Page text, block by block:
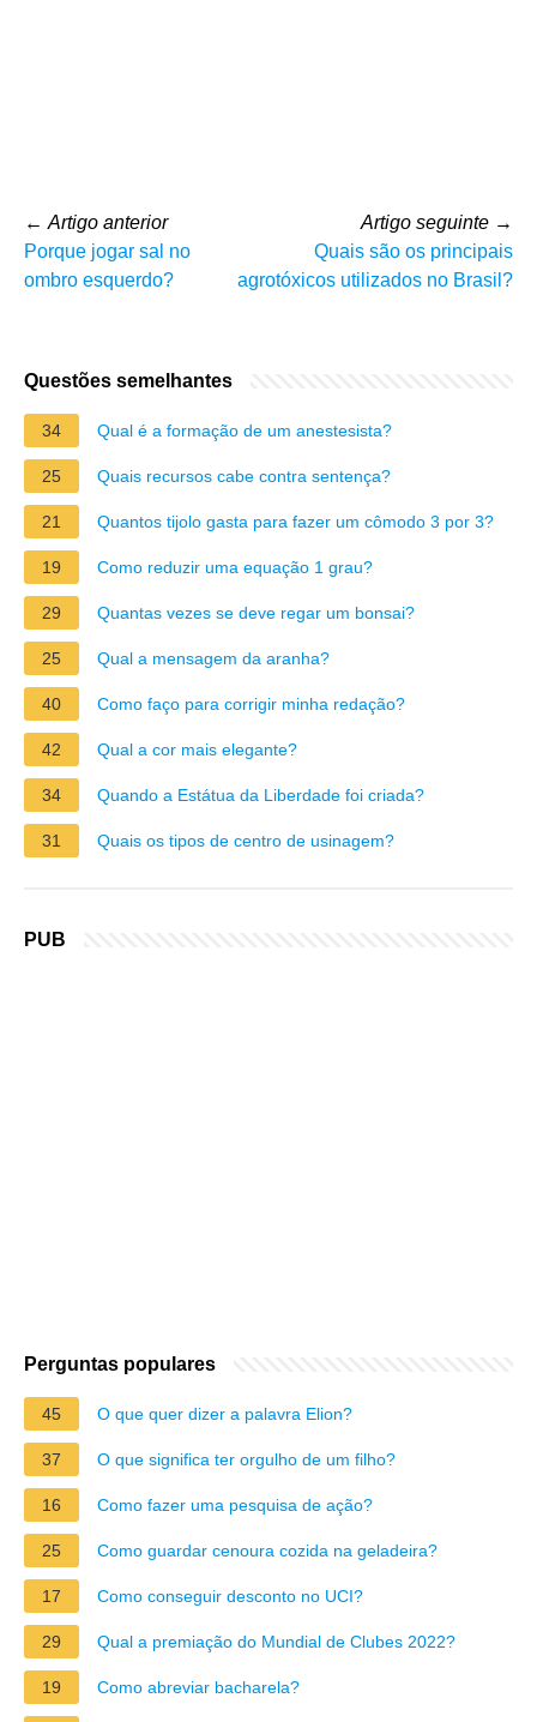
← Artigo anterior
Porque jogar sal no
ombro esquerdo?
Artigo seguinte →
Quais são os principais
agrotóxicos utilizados no Brasil?
Questões semelhantes
34 Qual é a formação de um anestesista?
25 Quais recursos cabe contra sentença?
21 Quantos tijolo gasta para fazer um cômodo 3 por 3?
19 Como reduzir uma equação 1 grau?
29 Quantas vezes se deve regar um bonsai?
25 Qual a mensagem da aranha?
40 Como faço para corrigir minha redação?
42 Qual a cor mais elegante?
34 Quando a Estátua da Liberdade foi criada?
31 Quais os tipos de centro de usinagem?
PUB
Perguntas populares
45 O que quer dizer a palavra Elion?
37 O que significa ter orgulho de um filho?
16 Como fazer uma pesquisa de ação?
25 Como guardar cenoura cozida na geladeira?
17 Como conseguir desconto no UCI?
29 Qual a premiação do Mundial de Clubes 2022?
19 Como abreviar bacharela?